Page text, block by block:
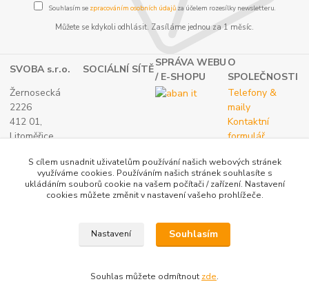
Souhlasím se zpracováním osobních údajůza účelem rozesílky newsletteru.
Můžete se kdykoli odhlásit. Zasíláme jednou za 1 měsíc.
SVOBA s.r.o. SOCIÁLNÍ SÍTĚ
SPRÁVA WEBU
/ E-SHOPU
O
SPOLEČNOSTI
Žernosecká
2226
412 01,
Litoměřice
(+420) 416 733
IČ: 27265382
Telefony &
maily
Kontaktní
formulář
S cílem usnadnit uživatelům používání našich webových stránek
využíváme cookies. Používáním našich stránek souhlasíte s
ukládáním souborů cookie na vašem počítači / zařízení. Nastavení
cookies můžete změnit v nastavení vašeho prohlížeče.
Nastavení Souhlasím
Souhlas můžete odmítnout zde.